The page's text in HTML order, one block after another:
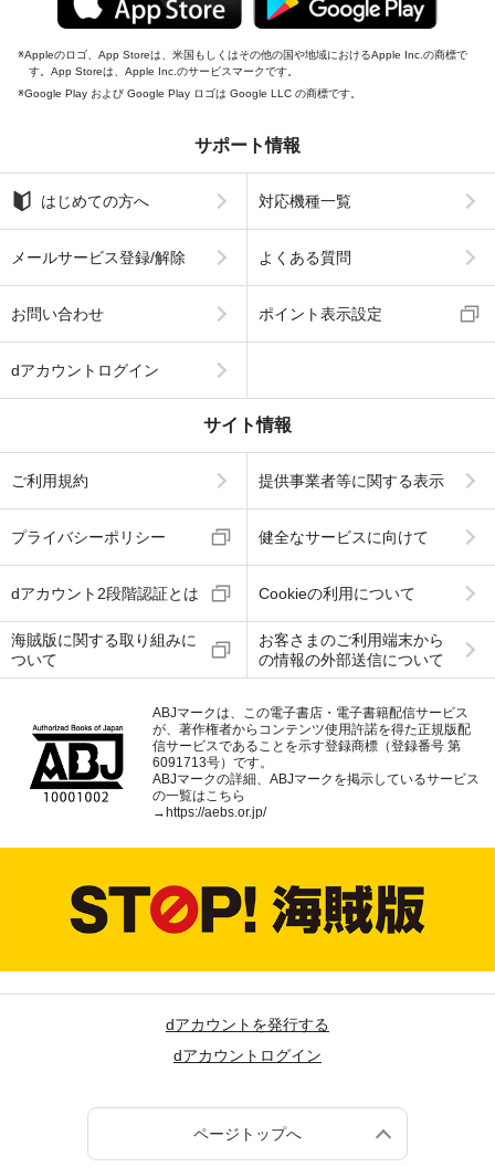
Appleのロゴ、App Storeは、米国もしくはその他の国や地域におけるApple Inc.の商標で
す。App Storeは、Apple Inc.のサービスマークです。
Google Play および Google Play ロゴは Google LLC の商標です。
サポート情報
はじめての方へ 対応機種一覧
メールサービス登録/解除 よくある質問
お問い合わせ ポイント表示設定
dアカウントログイン
サイト情報
ご利用規約 提供事業者等に関する表示
プライバシーポリシー 健全なサービスに向けて
dアカウント2段階認証とは Cookieの利用について
海賊版に関する取り組みに
ついて
お客さまのご利用端末から
の情報の外部送信について
ABJマークは、この電子書店・電子書籍配信サービス
が、著作権者からコンテンツ使用許諾を得た正規版配
信サービスであることを示す登録商標（登録番号 第
6091713号）です。
ABJマークの詳細、ABJマークを掲示しているサービス
の一覧はこちら
→ https://aebs.or.jp/
dアカウントを発行する
dアカウントログイン
ページトップへ